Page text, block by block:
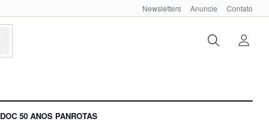
Newsletters Anuncie Contato
DOC 50 ANOS PANROTAS